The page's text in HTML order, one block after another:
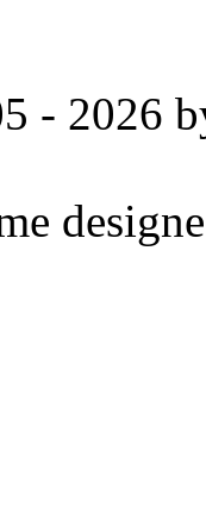
- 2026